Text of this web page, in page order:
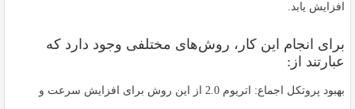
افزایش یابد.
برای انجام این کار، روش‌های مختلفی وجود دارد که
عبارتند از:
بهبود پروتکل اجماع: اتریوم 2.0 از این روش برای افزایش سرعت و